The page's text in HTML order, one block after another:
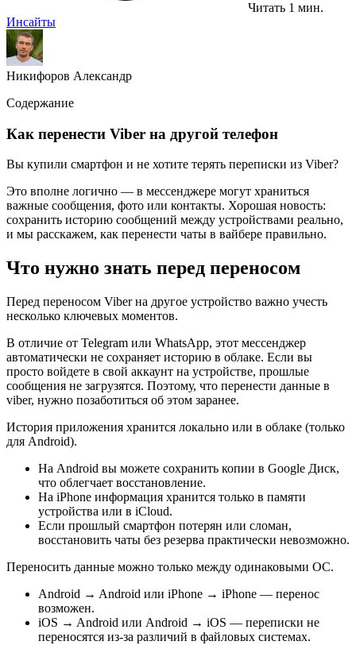
Читать 1 мин.
Инсайты
Никифоров Александр
Содержание
Как перенести Viber на другой телефон
Вы купили смартфон и не хотите терять переписки из Viber?
Это вполне логично — в мессенджере могут храниться
важные сообщения, фото или контакты. Хорошая новость:
сохранить историю сообщений между устройствами реально,
и мы расскажем, как перенести чаты в вайбере правильно.
Что нужно знать перед переносом
Перед переносом Viber на другое устройство важно учесть
несколько ключевых моментов.
В отличие от Telegram или WhatsApp, этот мессенджер
автоматически не сохраняет историю в облаке. Если вы
просто войдете в свой аккаунт на устройстве, прошлые
сообщения не загрузятся. Поэтому, что перенести данные в
viber, нужно позаботиться об этом заранее.
История приложения хранится локально или в облаке (только
для Android).
На Android вы можете сохранить копии в Google Диск,
что облегчает восстановление.
На iPhone информация хранится только в памяти
устройства или в iCloud.
Если прошлый смартфон потерян или сломан,
восстановить чаты без резерва практически невозможно.
Переносить данные можно только между одинаковыми ОС.
Android → Android или iPhone → iPhone — перенос
возможен.
iOS → Android или Android → iOS — переписки не
переносятся из-за различий в файловых системах.